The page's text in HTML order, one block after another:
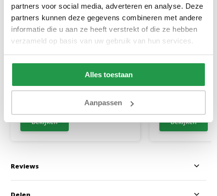
partners voor social media, adverteren en analyse. Deze
partners kunnen deze gegevens combineren met andere
informatie die u aan ze heeft verstrekt of die ze hebben
verzameld op basis van uw gebruik van hun services.
Alles toestaan
Aanpassen
Bekijken
Homeparfum /
Bekijken
Reviews